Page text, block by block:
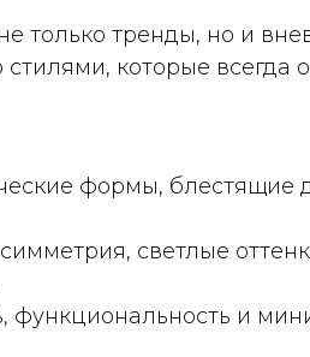
только тренды, но и
которые всегда
формы, блестящие
светлые
функциональность и